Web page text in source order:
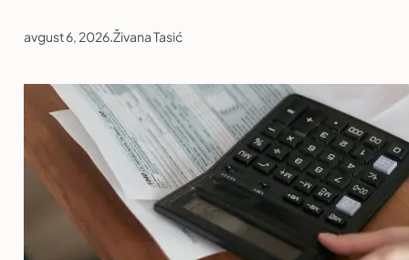
avgust 6, 2026.Živana Tasić